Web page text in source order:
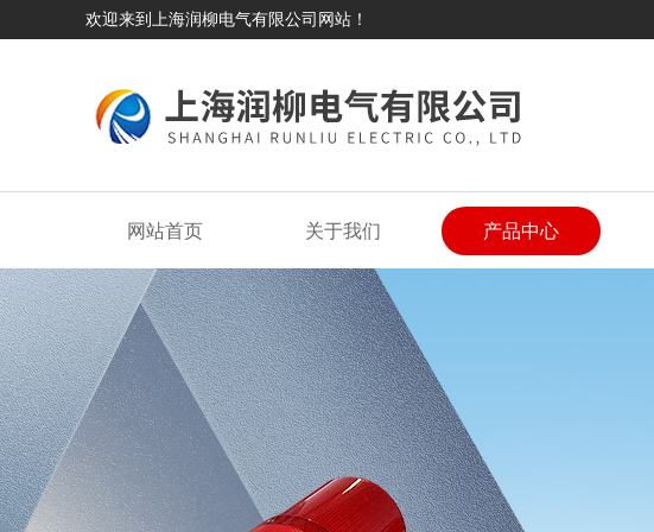
欢迎来到上海润柳电气有限公司网站！
网站首页 关于我们 产品中心